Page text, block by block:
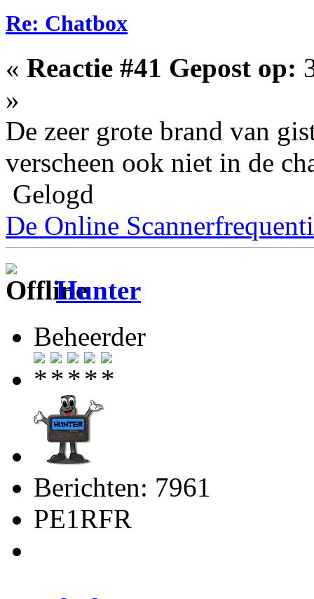
Re: Chatbox
« Reactie #41 Gepost op:
»
De zeer grote brand van
verscheen ook niet in de
Gelogd
De Online
Hunter
Beheerder
Berichten: 7961
PE1RFR